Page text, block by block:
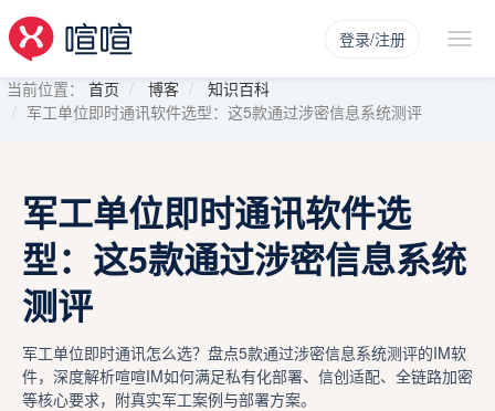
登录/注册
当前位置： 首页 博客
知识百科
军工单位即时通讯软件选型：这5款通过涉密信息系统测评
军工单位即时通讯软件选
型：这5款通过涉密信息系统
测评
军工单位即时通讯怎么选？盘点5款通过涉密信息系统测评的IM软
件，深度解析喧喧IM如何满足私有化部署、信创适配、全链路加密
等核心要求，附真实军工案例与部署方案。